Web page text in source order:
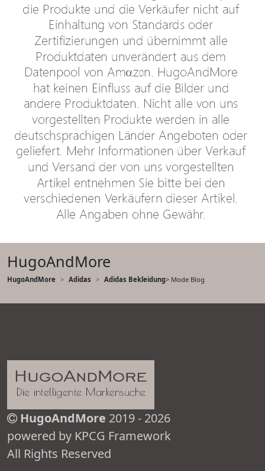
HugoAndMore
HugoAndMore Adidas Adidas Bekleidung> Mode Blog
HugoAndMore 2019 - 2026
powered by KPCG Framework
All Rights Reserved